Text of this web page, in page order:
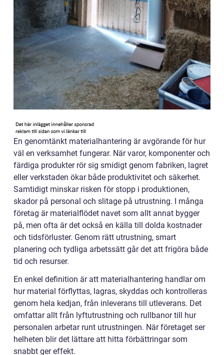
En genomtänkt materialhantering är avgörande för hur
väl en verksamhet fungerar. När varor, komponenter och
färdiga produkter rör sig smidigt genom fabriken, lagret
eller verkstaden ökar både produktivitet och säkerhet.
Samtidigt minskar risken för stopp i produktionen,
skador på personal och slitage på utrustning. I många
företag är materialflödet navet som allt annat bygger
på, men ofta är det också en källa till dolda kostnader
och tidsförluster. Genom rätt utrustning, smart
planering och tydliga arbetssätt går det att frigöra både
tid och resurser.
En enkel definition är att materialhantering handlar om
hur material förflyttas, lagras, skyddas och kontrolleras
genom hela kedjan, från inleverans till utleverans. Det
omfattar allt från lyftutrustning och rullbanor till hur
personalen arbetar runt utrustningen. När företaget ser
helheten blir det lättare att hitta förbättringar som
snabbt ger effekt.